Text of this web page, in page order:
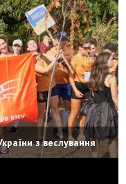
з веслування